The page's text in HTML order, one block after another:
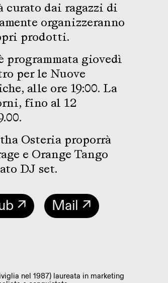
curato dai ragazzi di
organizzeranno
prodotti.
programmata giovedì
per le Nuove
alle ore 19:00. La
fino al 12
Osteria proporrà
e Orange Tango
DJ set.
↗ Mail ↗
nel 1987) laureata in marketing